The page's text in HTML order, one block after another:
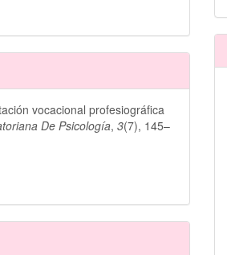
vocacional profesiográfica
De Psicología,3(7), 145–